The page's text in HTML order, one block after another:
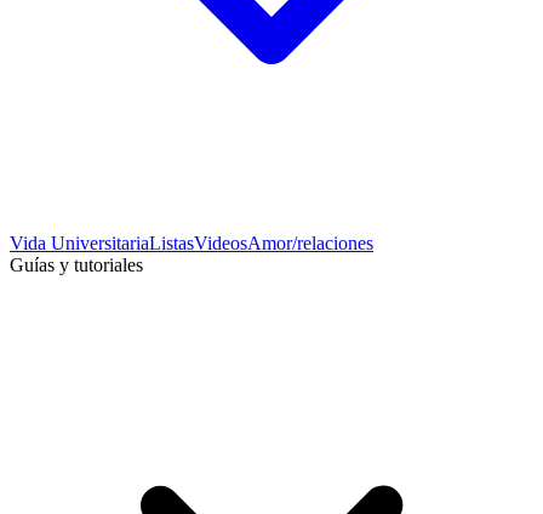
Vida UniversitariaListasVideosAmor/relaciones
Guías y tutoriales